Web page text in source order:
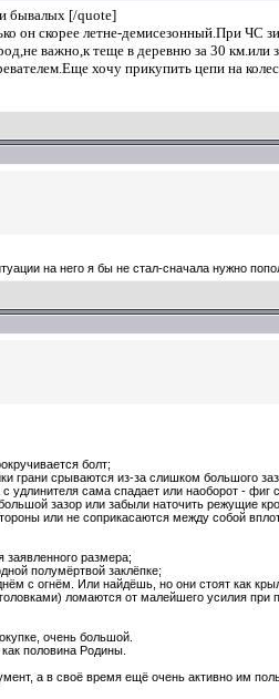
и бывалых [/quote]
он скорее летне-демисезонный.При ЧС
важно,к теще в деревню за 30
хочу прикупить цепи на
на него я бы не стал-сначала нужно
болт;
грани срываются из-за слишком большого
удлинителя сама спадает или наоборот - фиг
зазор или забыли наточить режущие
или не соприкасаются между собой
заявленного размера;
полумёртвой заклёпке;
с огнём. Или найдёшь, но они стоят как
ломаются от малейшего усилия при
очень большой.
половина Родины.
а в своё время ещё очень активно им